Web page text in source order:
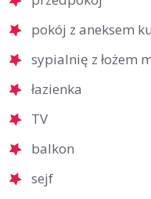
pokój z aneksem
sypialnię z łożem
łazienka
TV
balkon
sejf